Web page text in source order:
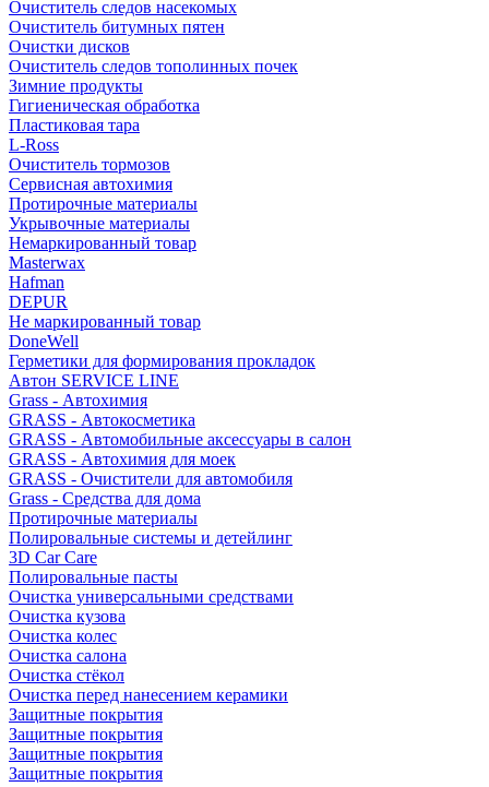
Очиститель следов насекомых
Очиститель битумных пятен
Очистки дисков
Очиститель следов тополинных почек
Зимние продукты
Гигиеническая обработка
Пластиковая тара
L-Ross
Очиститель тормозов
Сервисная автохимия
Протирочные материалы
Укрывочные материалы
Немаркированный товар
Masterwax
Hafman
DEPUR
Не маркированный товар
DoneWell
Герметики для формирования прокладок
Автон SERVICE LINE
Grass - Автохимия
GRASS - Автокосметика
GRASS - Автомобильные аксессуары в салон
GRASS - Автохимия для моек
GRASS - Очистители для автомобиля
Grass - Средства для дома
Протирочные материалы
Полировальные системы и детейлинг
3D Car Care
Полировальные пасты
Очистка универсальными средствами
Очистка кузова
Очистка колес
Очистка салона
Очистка стёкол
Очистка перед нанесением керамики
Защитные покрытия
Защитные покрытия
Защитные покрытия
Защитные покрытия